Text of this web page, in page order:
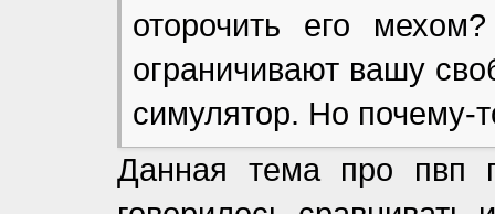
оторочить его
ограничивают вашу
симулятор. Но почему-
Данная тема про пвп